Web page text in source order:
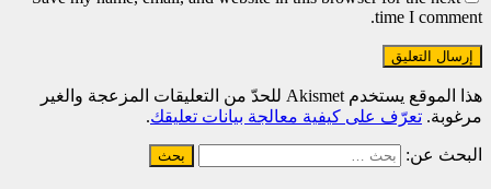
time I comment.
هذا الموقع يستخدم Akismet للحدّ من التعليقات المزعجة والغير
مرغوبة. تعرّف على كيفية معالجة بيانات تعليقك.
البحث عن: